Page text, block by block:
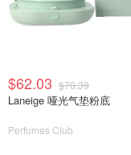
$62.03 $70.39
Laneige 哑光气垫粉底
Perfumes Club